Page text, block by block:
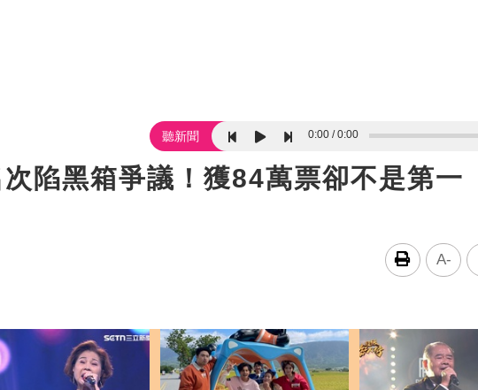
聽新聞 0:00 0:00
次陷黑箱爭議！獲84萬票卻不是第
A-